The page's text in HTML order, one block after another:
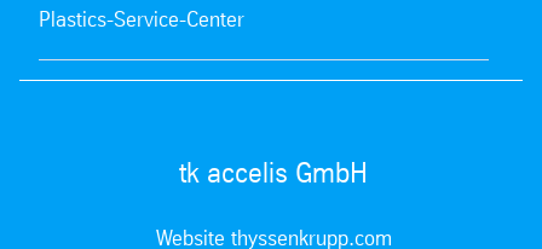
Plastics-Service-Center
tk accelis GmbH
Website thyssenkrupp.com